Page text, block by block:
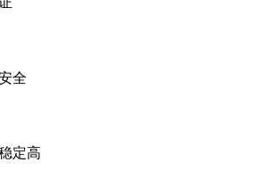
全
定高